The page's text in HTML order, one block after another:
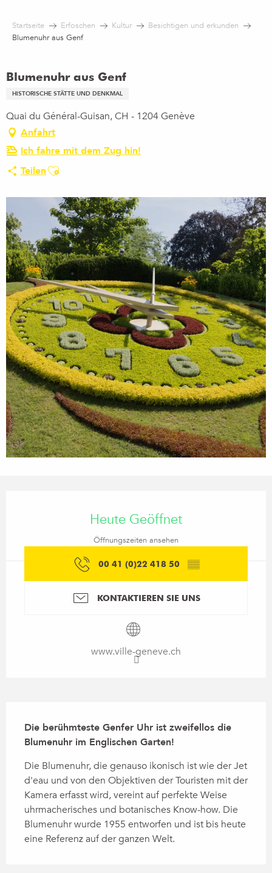
contenu
Startseite Erfoschen Kultur
Besichtigen und erkunden
Blumenuhr aus Genf
Blumenuhr aus Genf
HISTORISCHE STÄTTE UND DENKMAL
Quai du Général-Guisan, CH - 1204 Genève
Anfahrt
Ich fahre mit dem Zug hin!
TeilenAjouter aux favoris
Heute Geöffnet
Öffnungszeiten ansehen
00 41 (0)22 418 50 ▒▒
KONTAKTIEREN SIE UNS
www.ville-geneve.ch
Die berühmteste Genfer Uhr ist zweifellos die
Blumenuhr im Englischen Garten!
Die Blumenuhr, die genauso ikonisch ist wie der Jet
d'eau und von den Objektiven der Touristen mit der
Kamera erfasst wird, vereint auf perfekte Weise
uhrmacherisches und botanisches Know-how. Die
Blumenuhr wurde 1955 entworfen und ist bis heute
eine Referenz auf der ganzen Welt.